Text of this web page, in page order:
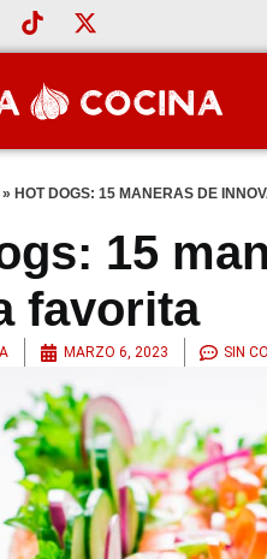
» HOT DOGS: 15 MANERAS DE
15
favorita
MARZO 6, 2023 SIN